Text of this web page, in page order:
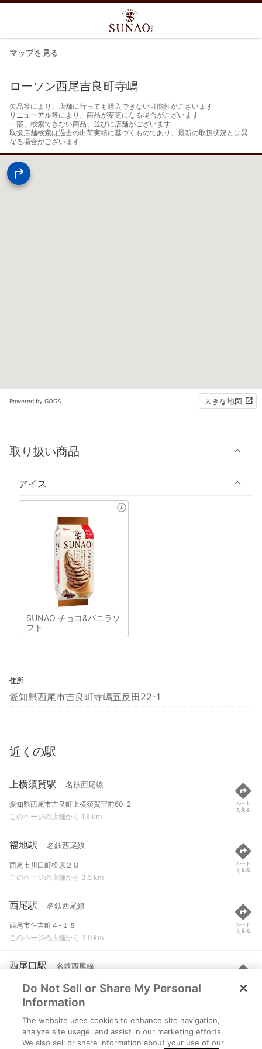
マップを見る
ローソン西尾吉良町寺嶋
欠品等により、店舗に行っても購入できない可能性がございます
リニューアル等により、商品が変更になる場合がございます
一部、検索できない商品、並びに店舗がございます
取扱店舗検索は過去の出荷実績に基づくものであり、最新の取扱状況とは異
なる場合がございます
Powered by GOGA 大きな地図
取り扱い商品
アイス
SUNAO チョコ&バニラソ
フト
住所
愛知県西尾市吉良町寺嶋五反田22-1
近くの駅
上横須賀駅 名鉄西尾線
愛知県西尾市吉良町上横須賀宮前60-2
このページの店舗から 1.6 km
ルート
を見る
福地駅 名鉄西尾線
西尾市川口町松原２８
このページの店舗から 3.5 km
ルート
を見る
西尾駅 名鉄西尾線
西尾市住吉町４-１８
このページの店舗から 3.9 km
ルート
を見る
西尾口駅 名鉄西尾線
西尾市寄住町柴草７-３
このページの店舗から 4.2 km
ルート
を見る
吉良吉田駅 名鉄西尾線 など
愛知県西尾市吉良町吉田船戸5
Do Not Sell or Share My Personal
Information
The website uses cookies to enhance site navigation,
analyze site usage, and assist in our marketing efforts.
We also sell or share information about your use of our